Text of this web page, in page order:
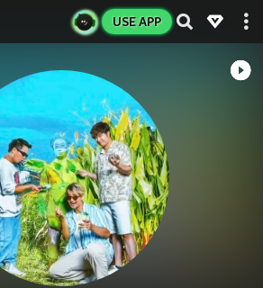
USE APP